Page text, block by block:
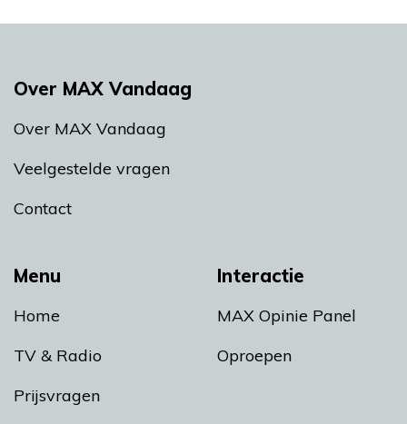
Menu
Home
TV & Radio
Prijsvragen
Interactie
MAX Opinie Panel
Oproepen
Over MAX Vandaag
Over MAX Vandaag
Veelgestelde vragen
Contact